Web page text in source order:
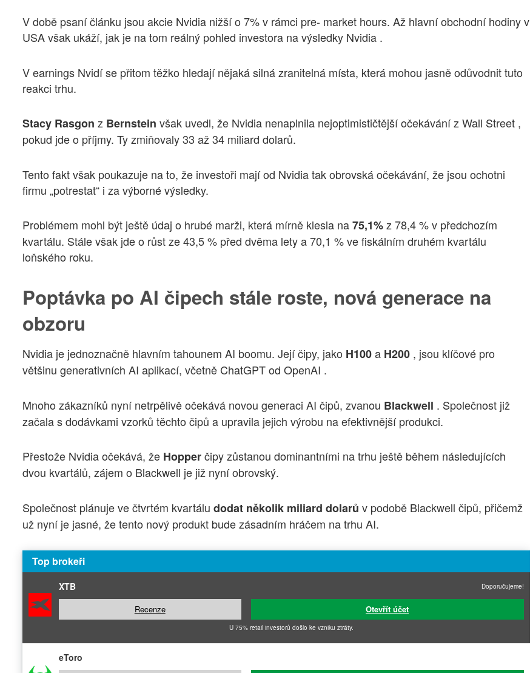
V době psaní článku jsou akcie Nvidia nižší o 7% v rámci pre- market hours. Až hlavní obchodní hodiny v
USA však ukáží, jak je na tom reálný pohled investora na výsledky Nvidia .
V earnings Nvidí se přitom těžko hledají nějaká silná zranitelná místa, která mohou jasně odůvodnit tuto
reakci trhu.
Stacy Rasgon z Bernstein však uvedl, že Nvidia nenaplnila nejoptimističtější očekávání z Wall Street ,
pokud jde o příjmy. Ty zmiňovaly 33 až 34 miliard dolarů.
Tento fakt však poukazuje na to, že investoři mají od Nvidia tak obrovská očekávání, že jsou ochotni
firmu „potrestat“ i za výborné výsledky.
Problémem mohl být ještě údaj o hrubé marži, která mírně klesla na75,1%z 78,4 % v předchozím
kvartálu. Stále však jde o růst ze 43,5 % před dvěma lety a 70,1 % ve fiskálním druhém kvartálu
loňského roku.
Poptávka po AI čipech stále roste, nová generace na
obzoru
Nvidia je jednoznačně hlavním tahounem AI boomu. Její čipy, jako H100a H200 , jsou klíčové pro
většinu generativních AI aplikací, včetně ChatGPT od OpenAI .
Mnoho zákazníků nyní netrpělivě očekává novou generaci AI čipů, zvanou Blackwell . Společnost již
začala s dodávkami vzorků těchto čipů a upravila jejich výrobu na efektivnější produkci.
Přestože Nvidia očekává, že Hopperčipy zůstanou dominantními na trhu ještě během následujících
dvou kvartálů, zájem o Blackwell je již nyní obrovský.
Společnost plánuje ve čtvrtém kvartálu dodat několik miliard dolarů v podobě Blackwell čipů, přičemž
už nyní je jasné, že tento nový produkt bude zásadním hráčem na trhu AI.
Top brokeři
XTB Doporučujeme!
Recenze Otevřít účet
U 75% retail investorů došlo ke vzniku ztráty.
eToro